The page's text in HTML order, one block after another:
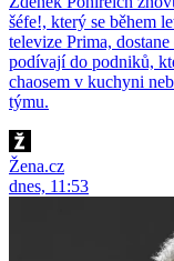
šéfe!, který se během
televize Prima,
podívají do podniků,
chaosem v kuchyni
týmu.
Žena.cz
dnes, 11:53